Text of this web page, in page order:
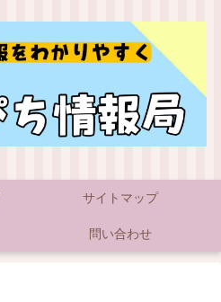
サイトマップ
問い合わせ